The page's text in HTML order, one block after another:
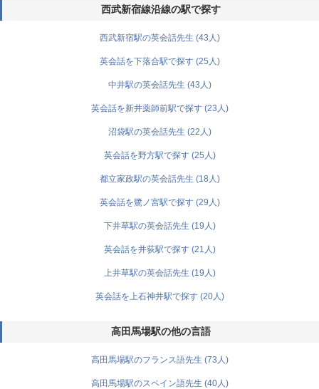
西武新宿線沿線の駅で探す
西武新宿駅の英会話先生 (43人)
英会話を下落合駅で探す (25人)
中井駅の英会話先生 (43人)
英会話を新井薬師前駅で探す (23人)
沼袋駅の英会話先生 (22人)
英会話を野方駅で探す (25人)
都立家政駅の英会話先生 (18人)
英会話を鷺ノ宮駅で探す (29人)
下井草駅の英会話先生 (19人)
英会話を井荻駅で探す (21人)
上井草駅の英会話先生 (19人)
英会話を上石神井駅で探す (20人)
高田馬場駅の他の言語
高田馬場駅のフランス語先生 (73人)
高田馬場駅のスペイン語先生 (40人)